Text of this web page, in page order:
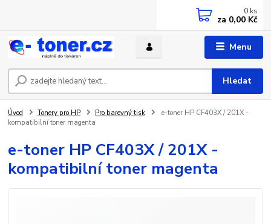
Menu
Hledat
0 ks
za 0,00 Kč
Úvod Tonery pro HP Pro barevný tisk
e-toner HP CF403X / 201X -
kompatibilní toner magenta
e-toner HP CF403X / 201X -
kompatibilní toner magenta